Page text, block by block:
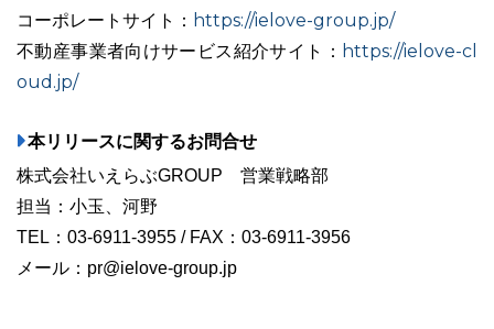
コーポレートサイト： https://ielove-group.jp/
不動産事業者向けサービス紹介サイト： https://ielove-cl
oud.jp/
本リリースに関するお問合せ
株式会社いえらぶGROUP 営業戦略部
担当：小玉、河野
TEL：03-6911-3955 / FAX：03-6911-3956
メール：pr@ielove-group.jp